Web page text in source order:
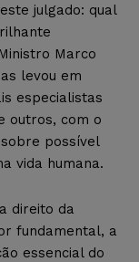
julgado: qual
Marco
levou em
especialistas
outros, com o
possível
vida humana.
direito da
fundamental, a
essencial do